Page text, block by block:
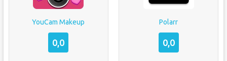
YouCam Makeup
0,0
Polarr
0,0